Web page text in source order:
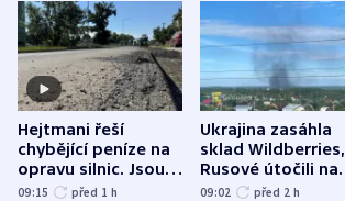
Hejtmani řeší
chybějící peníze na
opravu silnic. Jsou
nenárokové, namítá
09:15 před 1 h
Ukrajina zasáhla
sklad Wildberries,
Rusové útočili na
trh, hasiče či
09:02 před 2 h